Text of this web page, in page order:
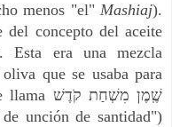
menos "el" Mashiaj).
del concepto del aceite
Esta era una mezcla
que se usaba para
"ungir" a reyes y sacerdotes. Se llama שֶֽׁמֶן מִשְׁחַת קֹדֶשׁ
unción de santidad")